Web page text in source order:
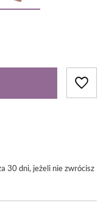
30 dni, jeżeli nie zwrócisz